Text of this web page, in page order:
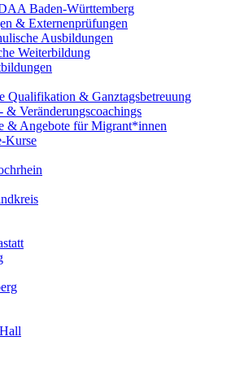
Baden-Württemberg
& Externenprüfungen
Ausbildungen
Weiterbildung
Qualifikation & Ganztagsbetreuung
& Veränderungscoachings
& Angebote für Migrant*innen
Kurse